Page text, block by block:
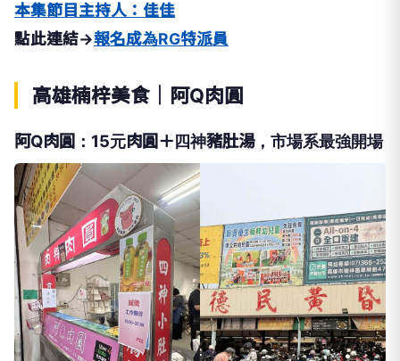
本集節目主持人：佳佳
點此連結->報名成為RG特派員
高雄楠梓美食｜阿Q肉圓
阿Q肉圓：15元肉圓＋四神豬肚湯，市場系最強開場